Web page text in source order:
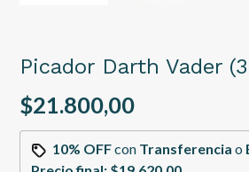
Picador Darth Vader
$21.800,00
10% OFFcon Transferencia o